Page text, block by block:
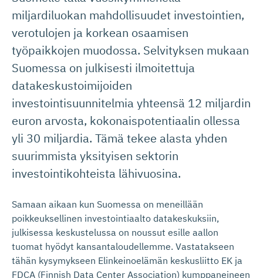
miljardiluokan mahdollisuudet investointien,
verotulojen ja korkean osaamisen
työpaikkojen muodossa. Selvityksen mukaan
Suomessa on julkisesti ilmoitettuja
datakeskustoimijoiden
investointisuunnitelmia yhteensä 12 miljardin
euron arvosta, kokonaispotentiaalin ollessa
yli 30 miljardia. Tämä tekee alasta yhden
suurimmista yksityisen sektorin
investointikohteista lähivuosina.
Samaan aikaan kun Suomessa on meneillään
poikkeuksellinen investointiaalto datakeskuksiin,
julkisessa keskustelussa on noussut esille aallon
tuomat hyödyt kansantaloudellemme. Vastatakseen
tähän kysymykseen Elinkeinoelämän keskusliitto EK ja
FDCA (Finnish Data Center Association) kumppaneineen